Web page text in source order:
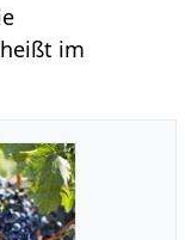
im